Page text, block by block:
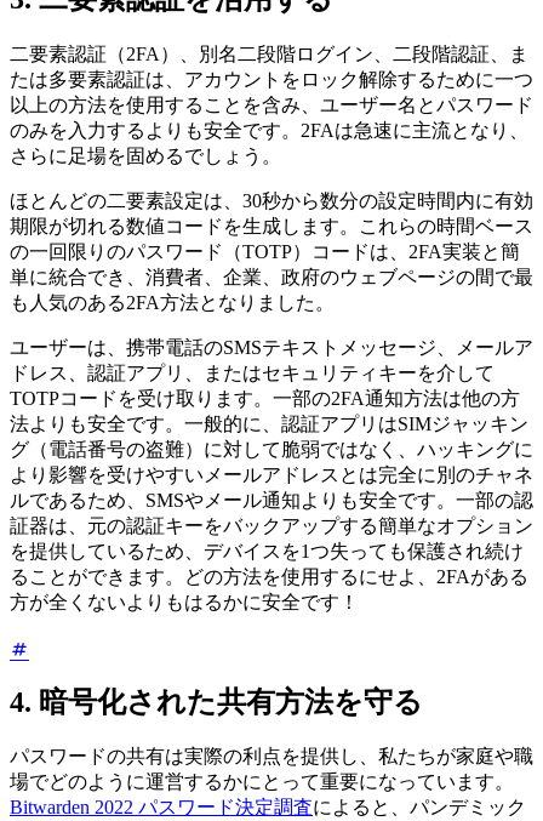
二要素認証（2FA）、別名二段階ログイン、二段階認証、ま
たは多要素認証は、アカウントをロック解除するために一つ
以上の方法を使用することを含み、ユーザー名とパスワード
のみを入力するよりも安全です。2FAは急速に主流となり、
さらに足場を固めるでしょう。
ほとんどの二要素設定は、30秒から数分の設定時間内に有効
期限が切れる数値コードを生成します。これらの時間ベース
の一回限りのパスワード（TOTP）コードは、2FA実装と簡
単に統合でき、消費者、企業、政府のウェブページの間で最
も人気のある2FA方法となりました。
ユーザーは、携帯電話のSMSテキストメッセージ、メールア
ドレス、認証アプリ、またはセキュリティキーを介して
TOTPコードを受け取ります。一部の2FA通知方法は他の方
法よりも安全です。一般的に、認証アプリはSIMジャッキン
グ（電話番号の盗難）に対して脆弱ではなく、ハッキングに
より影響を受けやすいメールアドレスとは完全に別のチャネ
ルであるため、SMSやメール通知よりも安全です。一部の認
証器は、元の認証キーをバックアップする簡単なオプション
を提供しているため、デバイスを1つ失っても保護され続け
ることができます。どの方法を使用するにせよ、2FAがある
方が全くないよりもはるかに安全です！
4. 暗号化された共有方法を守る
パスワードの共有は実際の利点を提供し、私たちが家庭や職
場でどのように運営するかにとって重要になっています。
Bitwarden 2022 パスワード決定調査によると、パンデミック